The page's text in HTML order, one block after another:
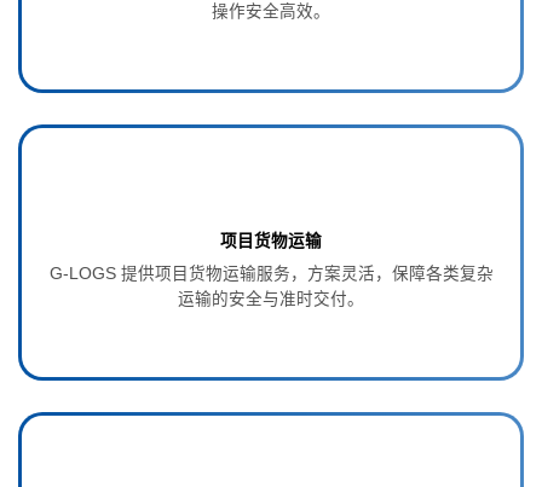
操作安全高效。
项目货物运输
G‑LOGS 提供项目货物运输服务，方案灵活，保障各类复杂
运输的安全与准时交付。